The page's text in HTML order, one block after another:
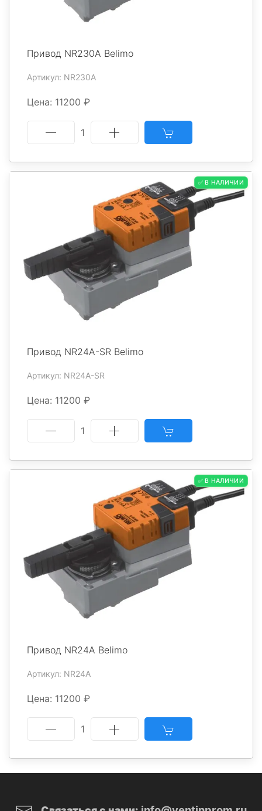
Привод NR230A Belimo
Артикул: NR230A
Цена: 11200 ₽
1
✅ В НАЛИЧИИ
Привод NR24A-SR Belimo
Артикул: NR24A-SR
Цена: 11200 ₽
1
✅ В НАЛИЧИИ
Привод NR24A Belimo
Артикул: NR24A
Цена: 11200 ₽
1